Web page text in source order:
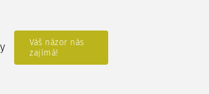
Váš názor nás
zajímá!